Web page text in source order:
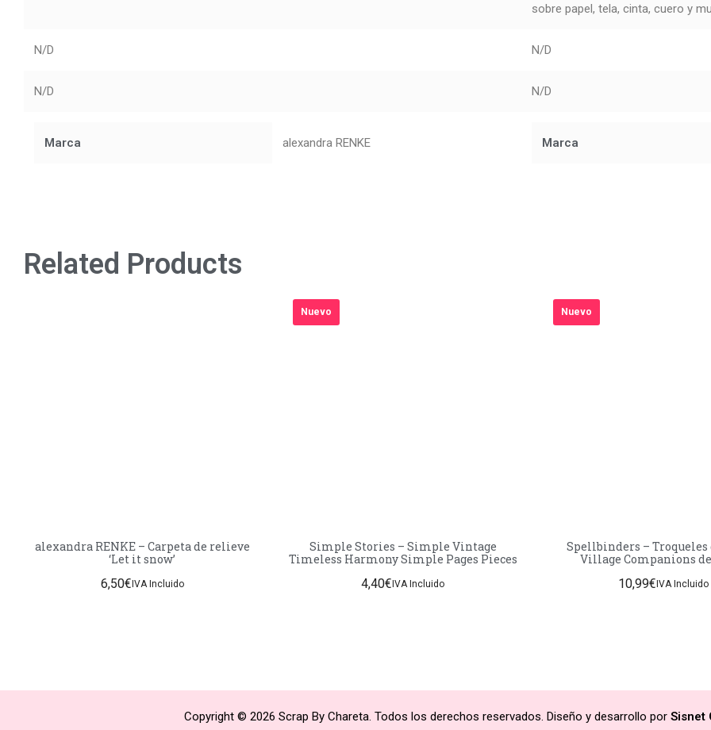
sobre papel, tela, cinta, cuero y
N/D N/D
N/D N/D
Marca alexandra RENKE Marca
Related Products
alexandra RENKE – Carpeta de relieve
‘Let it snow’
6,50€IVA Incluido
Nuevo
Simple Stories – Simple Vintage
Timeless Harmony Simple Pages Pieces
4,40€IVA Incluido
Nuevo
Spellbinders – Troqueles
Village Companions
10,99€IVA Incluido
Copyright © 2026 Scrap By Chareta. Todos los derechos reservados. Diseño y desarrollo por Sisnet